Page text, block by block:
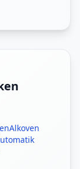
Alkoven